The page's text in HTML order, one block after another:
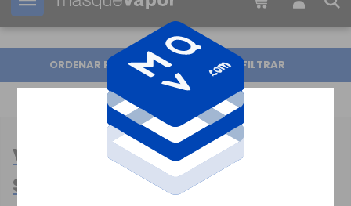
Tu pedido puede ser enviado en 15m:
ORDENAR POR FILTRAR
VAPER DESECHABLES POR
SABOR